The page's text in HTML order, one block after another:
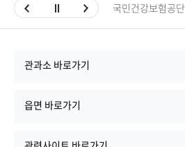
국민건강보험공단
관과소 바로가기
읍면 바로가기